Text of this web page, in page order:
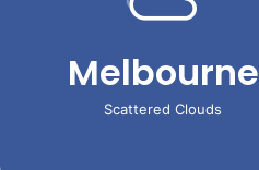
Melbourne
Scattered Clouds